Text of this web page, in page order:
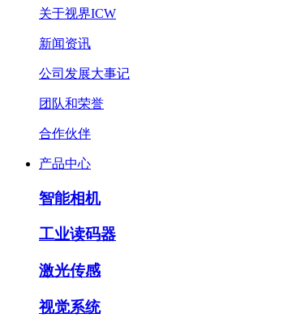
关于视界ICW
新闻资讯
公司发展大事记
团队和荣誉
合作伙伴
产品中心
智能相机
工业读码器
激光传感
视觉系统